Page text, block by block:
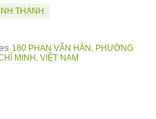
THẠNH
180 PHAN VĂN HÂN, PHƯỜNG
MINH, VIỆT NAM